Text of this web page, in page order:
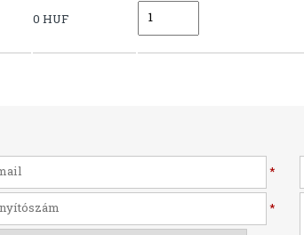
0 HUF
*
*